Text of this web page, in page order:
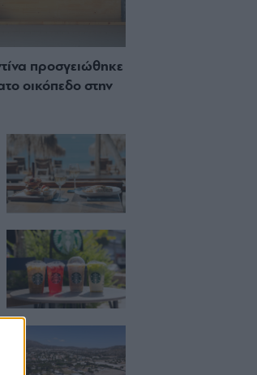
προσγειώθηκε
οικόπεδο στην